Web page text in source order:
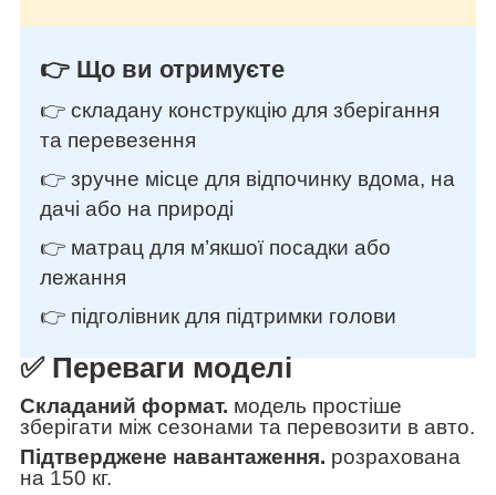
👉 Що ви отримуєте
👉 складану конструкцію для зберігання
та перевезення
👉 зручне місце для відпочинку вдома, на
дачі або на природі
👉 матрац для м’якшої посадки або
лежання
👉 підголівник для підтримки голови
✅ Переваги моделі
Складаний формат. модель простіше
зберігати між сезонами та перевозити в авто.
Підтверджене навантаження. розрахована
на 150 кг.